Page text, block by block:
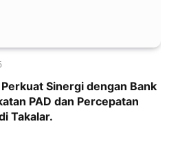
Sinergi dengan Bank
PAD dan Percepatan
Takalar.